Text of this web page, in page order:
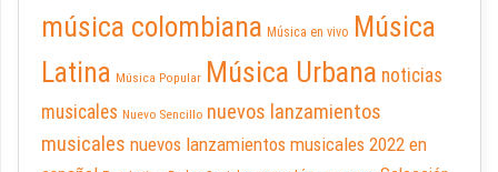
música colombiana Música en vivo Música
Latina Música Popular Música Urbana noticias
musicales Nuevo Sencillo nuevos lanzamientos
musicales nuevos lanzamientos musicales 2022 en